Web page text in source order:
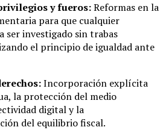
y fueros:Reformas en la
para que cualquier
ser investigado sin trabas
el principio de igualdad ante
Incorporación explícita
la protección del medio
digital y la
del equilibrio fiscal.